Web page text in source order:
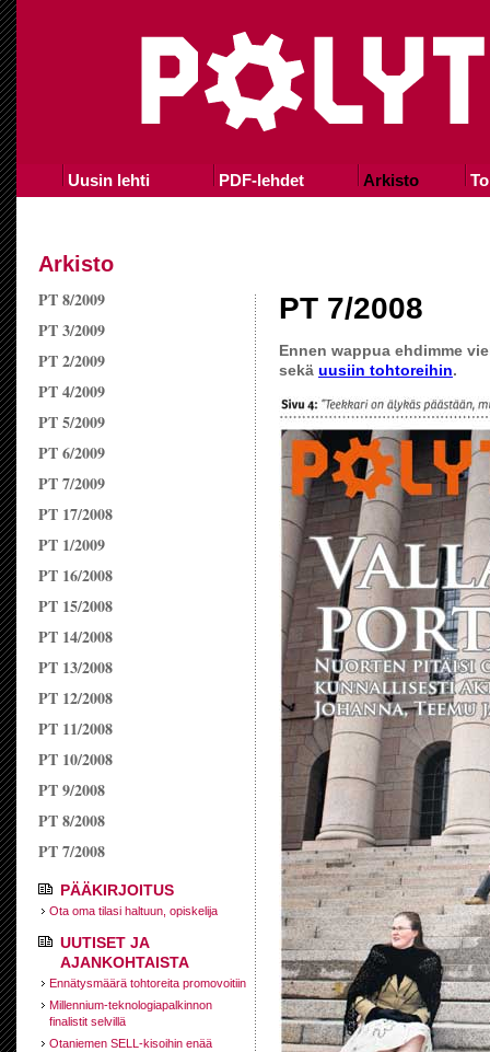
Uusin lehti PDF-lehdet Arkisto
Arkisto
PT 8/2009
PT 3/2009
PT 2/2009
PT 4/2009
PT 5/2009
PT 6/2009
PT 7/2009
PT 17/2008
PT 1/2009
PT 16/2008
PT 15/2008
PT 14/2008
PT 13/2008
PT 12/2008
PT 11/2008
PT 10/2008
PT 9/2008
PT 8/2008
PT 7/2008
PÄÄKIRJOITUS
Ota oma tilasi haltuun, opiskelija
UUTISET JA
AJANKOHTAISTA
Ennätysmäärä tohtoreita promovoitiin
Millennium-teknologiapalkinnon
finalistit selvillä
Otaniemen SELL-kisoihin enää
PT 7/2008
Ennen wappua ehdimme
sekä uusiin tohtoreihin.